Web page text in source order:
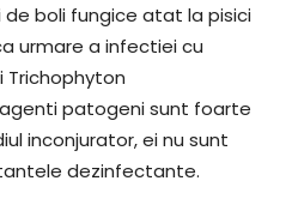
boli fungice atat la pisici
urmare a infectiei cu
Trichophyton
patogeni sunt foarte
inconjurator, ei nu sunt
dezinfectante.